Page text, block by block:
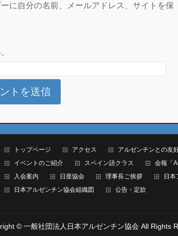
に自分の名前、メールアドレス、サイトを保
トップページ アクセス アルゼンチンとの友
イベントのご紹介
スペイン語クラス 会報「
入会案内
日亜協会 理事長ご挨拶 日
日本アルゼンチン協会組織図
公告・定款
© 一般社団法人日本アルゼンチン協会All Rights